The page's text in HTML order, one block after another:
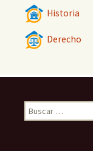
Historia
Derecho
Buscar: